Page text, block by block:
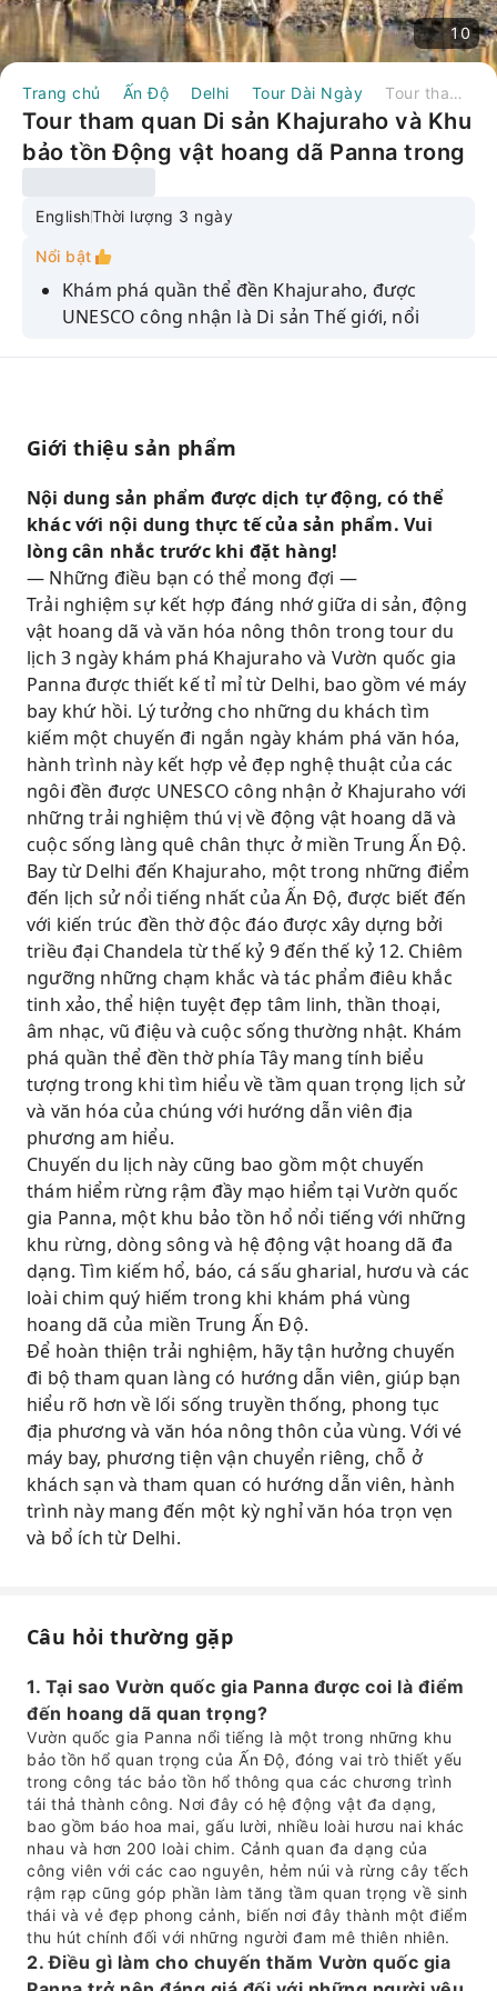
10
Trang chủ Ấn Độ Delhi Tour Dài Ngày Tour tham quan Di sản Khajuraho và Khu bảo tồn Động vật hoang dã Panna trong 3 ngày, bao gồm vé máy bay khứ hồi từ Delhi | Ấn Độ
Tour tham quan Di sản Khajuraho và Khu
bảo tồn Động vật hoang dã Panna trong
Delhi | Ấn Độ
EnglishThời lượng 3 ngày
Nổi bật
Khám phá quần thể đền Khajuraho, được
UNESCO công nhận là Di sản Thế giới, nổi
bao gồm đền Kandariya Mahadev và đền
Lakshmana.
Hãy tận hưởng chuyến thám hiểm rừng rậm
đầy thú vị tại Vườn quốc gia Panna, một trong
những khu bảo tồn hổ quan trọng của Ấn Độ.
Quan sát các loài động vật hoang dã bao gồm
hổ, báo, cá sấu gharial, hươu và nhiều loài
chim khác nhau trong môi trường sống tự
nhiên của chúng.
Trải nghiệm cuộc sống nông thôn chân thực
thông qua chuyến đi bộ tham quan làng quê
có hướng dẫn và các hoạt động giao lưu văn
hóa địa phương.
Buổi tối có thể lựa chọn chương trình trình
diễn ánh sáng và âm thanh, giới thiệu lịch sử
và truyền thuyết của Khajuraho.
Tận hưởng chuyến đi thoải mái với vé máy bay
khứ hồi từ Delhi, dịch vụ đưa đón riêng, chỗ ở
khách sạn và các trải nghiệm có hướng dẫn
viên.
Giới thiệu sản phẩm
Nội dung sản phẩm được dịch tự động, có thể
khác với nội dung thực tế của sản phẩm. Vui
lòng cân nhắc trước khi đặt hàng!
— Những điều bạn có thể mong đợi —
Trải nghiệm sự kết hợp đáng nhớ giữa di sản, động
vật hoang dã và văn hóa nông thôn trong tour du
lịch 3 ngày khám phá Khajuraho và Vườn quốc gia
Panna được thiết kế tỉ mỉ từ Delhi, bao gồm vé máy
bay khứ hồi. Lý tưởng cho những du khách tìm
kiếm một chuyến đi ngắn ngày khám phá văn hóa,
hành trình này kết hợp vẻ đẹp nghệ thuật của các
ngôi đền được UNESCO công nhận ở Khajuraho với
những trải nghiệm thú vị về động vật hoang dã và
cuộc sống làng quê chân thực ở miền Trung Ấn Độ.
Bay từ Delhi đến Khajuraho, một trong những điểm
đến lịch sử nổi tiếng nhất của Ấn Độ, được biết đến
với kiến ​​trúc đền thờ độc đáo được xây dựng bởi
triều đại Chandela từ thế kỷ 9 đến thế kỷ 12. Chiêm
ngưỡng những chạm khắc và tác phẩm điêu khắc
tinh xảo, thể hiện tuyệt đẹp tâm linh, thần thoại,
âm nhạc, vũ điệu và cuộc sống thường nhật. Khám
phá quần thể đền thờ phía Tây mang tính biểu
tượng trong khi tìm hiểu về tầm quan trọng lịch sử
và văn hóa của chúng với hướng dẫn viên địa
phương am hiểu.
Chuyến du lịch này cũng bao gồm một chuyến
thám hiểm rừng rậm đầy mạo hiểm tại Vườn quốc
gia Panna, một khu bảo tồn hổ nổi tiếng với những
khu rừng, dòng sông và hệ động vật hoang dã đa
dạng. Tìm kiếm hổ, báo, cá sấu gharial, hươu và các
loài chim quý hiếm trong khi khám phá vùng
hoang dã của miền Trung Ấn Độ.
Để hoàn thiện trải nghiệm, hãy tận hưởng chuyến
đi bộ tham quan làng có hướng dẫn viên, giúp bạn
hiểu rõ hơn về lối sống truyền thống, phong tục
địa phương và văn hóa nông thôn của vùng. Với vé
máy bay, phương tiện vận chuyển riêng, chỗ ở
khách sạn và tham quan có hướng dẫn viên, hành
trình này mang đến một kỳ nghỉ văn hóa trọn vẹn
và bổ ích từ Delhi.
Câu hỏi thường gặp
1. Tại sao Vườn quốc gia Panna được coi là điểm
đến hoang dã quan trọng?
Vườn quốc gia Panna nổi tiếng là một trong những khu
bảo tồn hổ quan trọng của Ấn Độ, đóng vai trò thiết yếu
trong công tác bảo tồn hổ thông qua các chương trình
tái thả thành công. Nơi đây có hệ động vật đa dạng,
bao gồm báo hoa mai, gấu lười, nhiều loài hươu nai khác
nhau và hơn 200 loài chim. Cảnh quan đa dạng của
công viên với các cao nguyên, hẻm núi và rừng cây tếch
rậm rạp cũng góp phần làm tăng tầm quan trọng về sinh
thái và vẻ đẹp phong cảnh, biến nơi đây thành một điểm
thu hút chính đối với những người đam mê thiên nhiên.
2. Điều gì làm cho chuyến thăm Vườn quốc gia